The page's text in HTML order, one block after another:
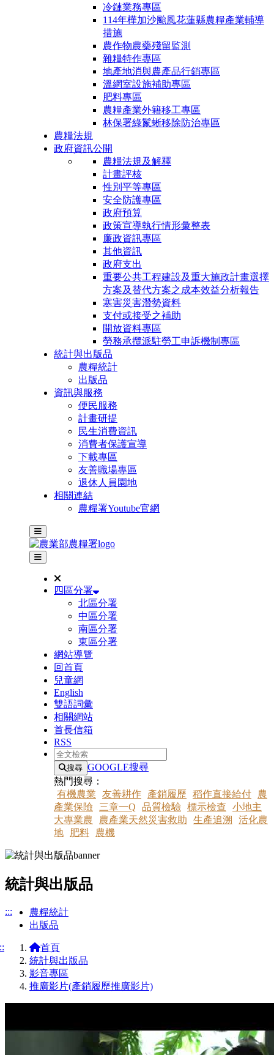
冷鏈業務專區
114年樺加沙颱風花蓮縣農糧產業輔導
措施
農作物農藥殘留監測
雜糧特作專區
地產地消與農產品行銷專區
溫網室設施補助專區
肥料專區
農糧產業外籍移工專區
林保署綠鬣蜥移除防治專區
農糧法規
政府資訊公開
農糧法規及解釋
計畫評核
性別平等專區
安全防護專區
政府預算
政策宣導執行情形彙整表
廉政資訊專區
其他資訊
政府支出
重要公共工程建設及重大施政計畫選擇
方案及替代方案之成本效益分析報告
寒害災害潛勢資料
支付或接受之補助
開放資料專區
勞務承攬派駐勞工申訴機制專區
統計與出版品
農糧統計
出版品
資訊與服務
便民服務
計畫研提
民生消費資訊
消費者保護宣導
下載專區
友善職場專區
退休人員園地
相關連結
農糧署Youtube官網
主選單
其他網站選單
四區分署
北區分署
中區分署
南區分署
東區分署
網站導覽
回首頁
兒童網
English
雙語詞彙
相關網站
首長信箱
RSS
全文檢索
搜尋 GOOGLE搜尋
熱門搜尋：
有機農業
友善耕作 產銷履歷 稻作直接給付
農
產業保險
三章一Q 品質檢驗 標示檢查
小地主
大專業農
農產業天然災害救助 生產追溯
活化農
地
肥料 農機
統計與出版品
:::
農糧統計
出版品
首頁
統計與出版品
影音專區
推廣影片(產銷履歷推廣影片)